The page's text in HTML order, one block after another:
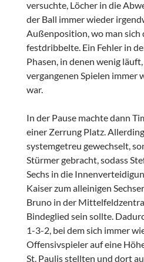
versuchte, Löcher in die
der Ball immer wieder
Außenposition, wo man sich
festdribbelte. Ein Fehler in
Phasen, in denen wenig
vergangenen Spielen immer
war.
In der Pause machte dann
einer Zerrung Platz.
systemgetreu gewechselt,
Stürmer gebracht, sodass
Sechs in die
Kaiser zum alleinigen
Bruno in der
Bindeglied sein sollte.
1-3-2, bei dem sich immer
Offensivspieler auf eine
St. Paulis stellten und dort